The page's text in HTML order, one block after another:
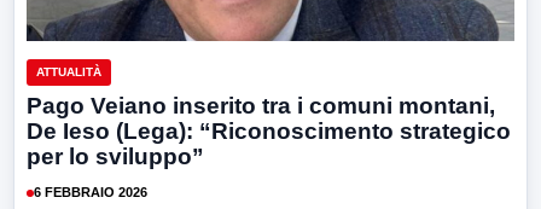
ATTUALITÀ
Pago Veiano inserito tra i comuni montani,
De Ieso (Lega): “Riconoscimento strategico
per lo sviluppo”
6 FEBBRAIO 2026